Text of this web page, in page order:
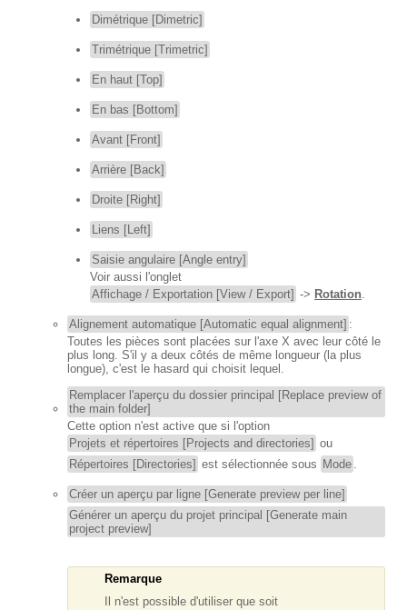
Dimétrique [Dimetric]
Trimétrique [Trimetric]
En haut [Top]
En bas [Bottom]
Avant [Front]
Arrière [Back]
Droite [Right]
Liens [Left]
Saisie angulaire [Angle entry]
Voir aussi l'onglet
Affichage / Exportation [View / Export] -> Rotation.
Alignement automatique [Automatic equal alignment] :
Toutes les pièces sont placées sur l'axe X avec leur côté le
plus long. S'il y a deux côtés de même longueur (la plus
longue), c'est le hasard qui choisit lequel.
Remplacer l'aperçu du dossier principal [Replace preview of
the main folder]
Cette option n'est active que si l'option
Projets et répertoires [Projects and directories] ou
Répertoires [Directories] est sélectionnée sous Mode .
Créer un aperçu par ligne [Generate preview per line]
Générer un aperçu du projet principal [Generate main
project preview]
Remarque
Il n'est possible d'utiliser que soit